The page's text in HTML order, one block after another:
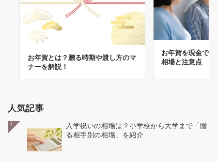
お年賀とは？贈る時期や渡し方のマ
ナーを解説！
お年賀を現金で
相場と注意点
人気記事
1
入学祝いの相場は？小学校から大学まで「贈
る相手別の相場」を紹介